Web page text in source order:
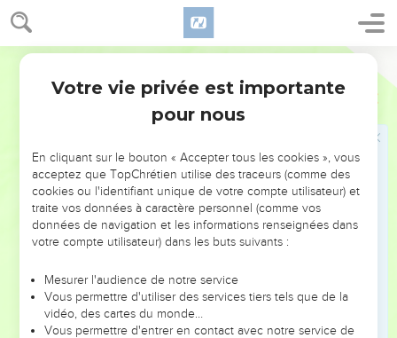
1 Corinthiens 10
26 car la terre est au Seigneur, et tout ce qu’elle renferme.
Si un non-croyant vous invite et que vous vouliez y aller,
mangez de tout ce qu’on vous présentera, sans vous poser
aucune question par motif de conscience.
Mais si quelqu’un vous dit : Ceci a été offert en sacrifice !
n’en mangez pas, à cause de [celui qui vous a prévenus, et à
cause] de la conscience.
Je parle ici, non de votre conscience, mais de celle de
l’autre. Pourquoi, en effet, ma liberté serait-elle jugée par
une conscience étrangère ?
Si je prends ma part avec actions de grâces, pourquoi
serais-je calomnié pour ce dont je rends grâces ?
Soit donc que vous mangiez, soit que vous buviez, et quoi
que vous fassiez, faites tout pour la gloire de Dieu.
Votre vie privée est importante
pour nous
En cliquant sur le bouton « Accepter tous les cookies », vous
acceptez que TopChrétien utilise des traceurs (comme des
cookies ou l'identifiant unique de votre compte utilisateur) et
traite vos données à caractère personnel (comme vos
données de navigation et les informations renseignées dans
votre compte utilisateur) dans les buts suivants :
Mesurer l'audience de notre service
Vous permettre d'utiliser des services tiers tels que de la
vidéo, des cartes du monde…
Vous permettre d'entrer en contact avec notre service de